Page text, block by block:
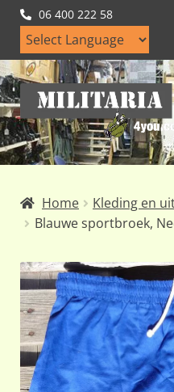
06 400 222 58
Ga
door
naar
navigatie
Ga
naar
de
inhoud
Home Kleding en
Blauwe sportbroek,